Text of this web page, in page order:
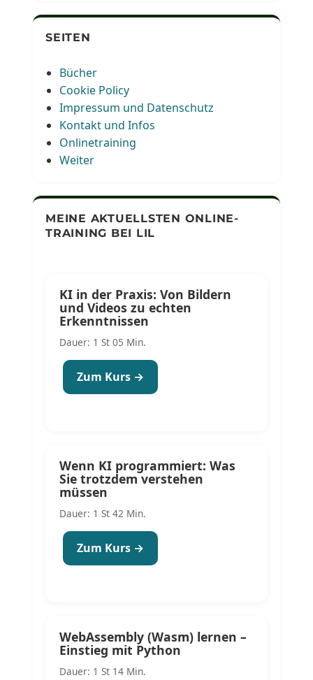
SEITEN
Bücher
Cookie Policy
Impressum und Datenschutz
Kontakt und Infos
Onlinetraining
Weiter
MEINE AKTUELLSTEN ONLINE-
TRAINING BEI LIL
KI in der Praxis: Von Bildern
und Videos zu echten
Erkenntnissen
Dauer: 1 St 05 Min.
Zum Kurs →
Wenn KI programmiert: Was
Sie trotzdem verstehen
müssen
Dauer: 1 St 42 Min.
Zum Kurs →
WebAssembly (Wasm) lernen –
Einstieg mit Python
Dauer: 1 St 14 Min.